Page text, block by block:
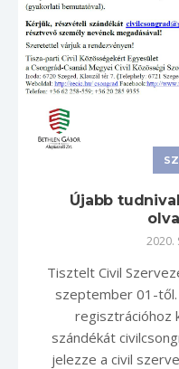
Újabb
2020.
Tisztelt Civil
szeptember 01-
regisztrációhoz
szándékát
jelezze a civil